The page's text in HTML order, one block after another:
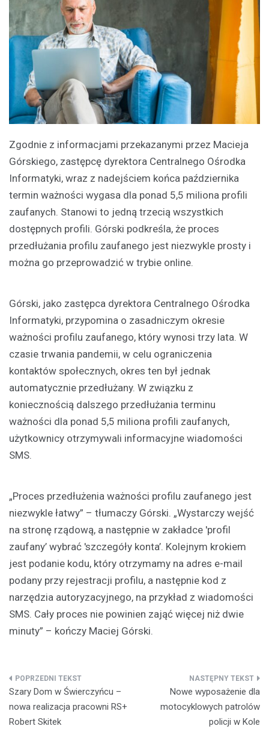
Zgodnie z informacjami przekazanymi przez Macieja
Górskiego, zastępcę dyrektora Centralnego Ośrodka
Informatyki, wraz z nadejściem końca października
termin ważności wygasa dla ponad 5,5 miliona profili
zaufanych. Stanowi to jedną trzecią wszystkich
dostępnych profili. Górski podkreśla, że proces
przedłużania profilu zaufanego jest niezwykle prosty i
można go przeprowadzić w trybie online.
Górski, jako zastępca dyrektora Centralnego Ośrodka
Informatyki, przypomina o zasadniczym okresie
ważności profilu zaufanego, który wynosi trzy lata. W
czasie trwania pandemii, w celu ograniczenia
kontaktów społecznych, okres ten był jednak
automatycznie przedłużany. W związku z
koniecznością dalszego przedłużania terminu
ważności dla ponad 5,5 miliona profili zaufanych,
użytkownicy otrzymywali informacyjne wiadomości
SMS.
„Proces przedłużenia ważności profilu zaufanego jest
niezwykle łatwy” – tłumaczy Górski. „Wystarczy wejść
na stronę rządową, a następnie w zakładce 'profil
zaufany’ wybrać 'szczegóły konta’. Kolejnym krokiem
jest podanie kodu, który otrzymamy na adres e-mail
podany przy rejestracji profilu, a następnie kod z
narzędzia autoryzacyjnego, na przykład z wiadomości
SMS. Cały proces nie powinien zająć więcej niż dwie
minuty” – kończy Maciej Górski.
Nawigacja
wpisu
Szary Dom w Świerczyńcu –
nowa realizacja pracowni RS+
Robert Skitek
Nowe wyposażenie dla
motocyklowych patrolów
policji w Kole